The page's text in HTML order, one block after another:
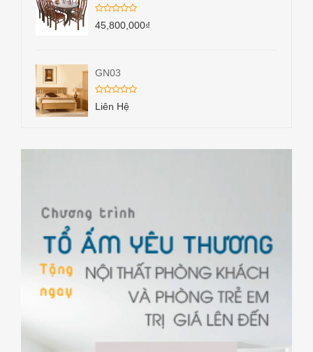
45,800,000₫
GN03
Liên Hệ